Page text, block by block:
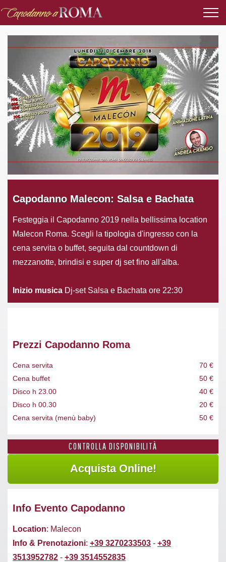
Capodanno Malecon: Salsa e Bachata
Festeggia il Capodanno 2019 nella bellissima location
Malecon Roma. Scegli la tipologia d'ingresso con la
cena servita o buffet, seguita dal countdown di
mezzanotte, brindisi e super dj set fino all'alba.
Inizio musica Dj-set Salsa e Bachata ore 22:30
Prezzi Capodanno Roma
Cena servita
70 €
Cena buffet
50 €
Disco h 23.00
40 €
Disco h 00.30
20 €
Cena servita (menù baby)
50 €
CONTROLLA DISPONIBILITÀ
Info Evento Capodanno
Location: Malecon
Info & Prenotazioni: +39 3270233503 - +39
3513952782 - +39 3514552835